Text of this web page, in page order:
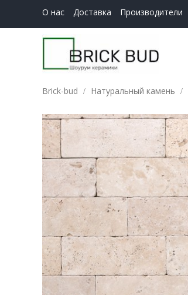
О нас Доставка Производители
Brick-bud Натуральный камень